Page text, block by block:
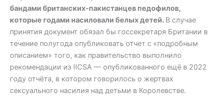
бандами британских-пакистанцев педофилов,
которые годами насиловали белых детей. В случае
принятия документ обязал бы госсекретаря Британии в
течение полугода опубликовать отчет с «подробным
описанием» того, как правительство выполнило
рекомендации из IICSA — опубликованного ещё в 2022
году отчёта, в котором говорилось о жертвах
сексуального насилия над детьми в Королевстве.